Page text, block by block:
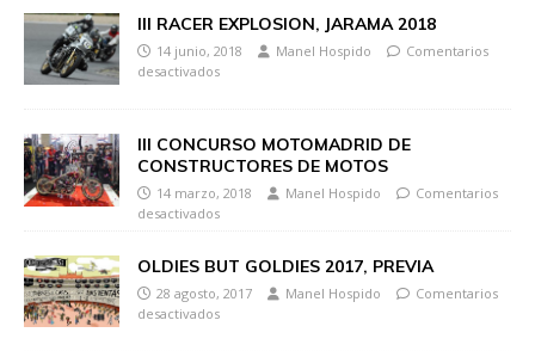
III RACER EXPLOSION, JARAMA 2018
14 junio, 2018 Manel Hospido
Comentarios
desactivados
III CONCURSO MOTOMADRID DE
CONSTRUCTORES DE MOTOS
14 marzo, 2018 Manel Hospido
Comentarios
desactivados
OLDIES BUT GOLDIES 2017, PREVIA
28 agosto, 2017 Manel Hospido
Comentarios
desactivados